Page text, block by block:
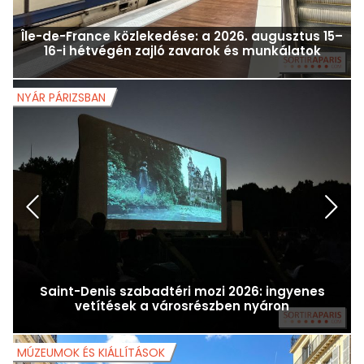
Île-de-France közlekedése: a 2026. augusztus 15–
16-i hétvégén zajló zavarok és munkálatok
NYÁR PÁRIZSBAN